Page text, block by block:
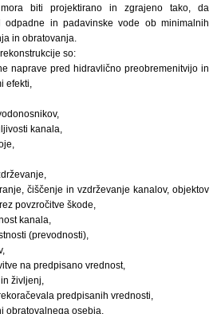
mora biti projektirano in zgrajeno tako, da
odpadne in padavinske vode ob minimalnih
in obratovanja.
so:
naprave pred hidravlično preobremenitvijo in
efekti,
kanala,
čiščenje in vzdrževanje kanalov, objektov
povzročitve škode,
kanala,
(prevodnosti),
na predpisano vrednost,
življenj,
predpisanih vrednosti,
obratovalnega osebja,